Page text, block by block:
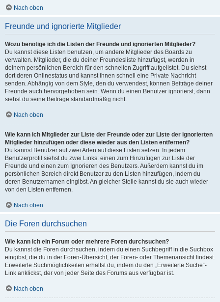
Nach oben
Freunde und ignorierte Mitglieder
Wozu benötige ich die Listen der Freunde und ignorierten Mitglieder?
Du kannst diese Listen benutzen, um andere Mitglieder des Boards zu
verwalten. Mitglieder, die du deiner Freundesliste hinzufügst, werden in
deinem persönlichen Bereich für den schnellen Zugriff aufgelistet. Du siehst
dort deren Onlinestatus und kannst ihnen schnell eine Private Nachricht
senden. Abhängig von dem Style, den du verwendest, können Beiträge deiner
Freunde auch hervorgehoben sein. Wenn du einen Benutzer ignorierst, dann
siehst du seine Beiträge standardmäßig nicht.
Nach oben
Wie kann ich Mitglieder zur Liste der Freunde oder zur Liste der ignorierten
Mitglieder hinzufügen oder diese wieder aus den Listen entfernen?
Du kannst Benutzer auf zwei Arten auf diese Listen setzen: In jedem
Benutzerprofil siehst du zwei Links: einen zum Hinzufügen zur Liste der
Freunde und einen zum Ignorieren des Benutzers. Außerdem kannst du im
persönlichen Bereich direkt Benutzer zu den Listen hinzufügen, indem du
deren Benutzernamen eingibst. An gleicher Stelle kannst du sie auch wieder
von den Listen entfernen.
Nach oben
Die Foren durchsuchen
Wie kann ich ein Forum oder mehrere Foren durchsuchen?
Du kannst die Foren durchsuchen, indem du einen Suchbegriff in die Suchbox
eingibst, die du in der Foren-Übersicht, der Foren- oder Themenansicht findest.
Erweiterte Suchmöglichkeiten erhältst du, indem du den „Erweiterte Suche“-
Link anklickst, der von jeder Seite des Forums aus verfügbar ist.
Nach oben